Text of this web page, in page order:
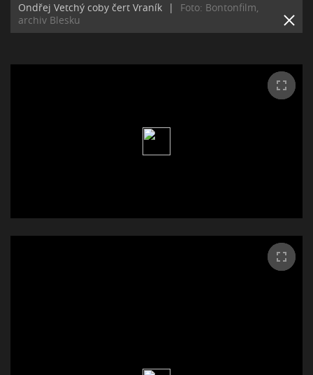
Ondřej Vetchý coby čert Vraník |
Foto: Bontonfilm,
archiv Blesku